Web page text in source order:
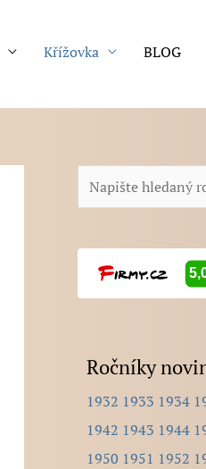
Křížovka BLOG
a
š
Ročníky
1932 1933 1934
1942 1943 1944
1950 1951 1952